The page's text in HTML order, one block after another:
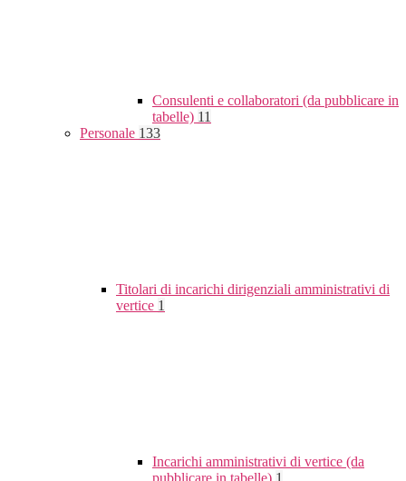
Consulenti e collaboratori (da pubblicare in
tabelle) 11
Personale 133
Titolari di incarichi dirigenziali amministrativi di
vertice 1
Incarichi amministrativi di vertice (da